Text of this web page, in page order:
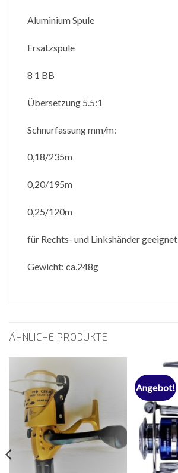
Aluminium Spule
Ersatzspule
8 1 BB
Übersetzung 5.5:1
Schnurfassung mm/m:
0,18/235m
0,20/195m
0,25/120m
für Rechts- und Linkshänder geeignet
Gewicht: ca.248g
ÄHNLICHE PRODUKTE
Angebot!